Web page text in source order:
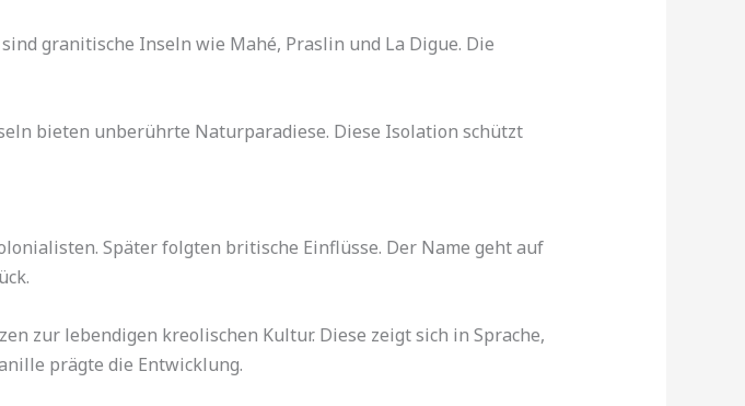
granitische Inseln wie Mahé, Praslin und La Digue. Die
bieten unberührte Naturparadiese. Diese Isolation schützt
Später folgten britische Einflüsse. Der Name geht auf
zur lebendigen kreolischen Kultur. Diese zeigt sich in Sprache,
prägte die Entwicklung.